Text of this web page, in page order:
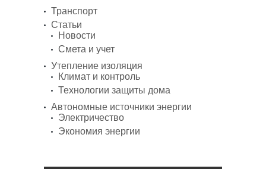
Транспорт
Статьи
Новости
Смета и учет
Утепление изоляция
Климат и контроль
Технологии защиты дома
Автономные источники энергии
Электричество
Экономия энергии